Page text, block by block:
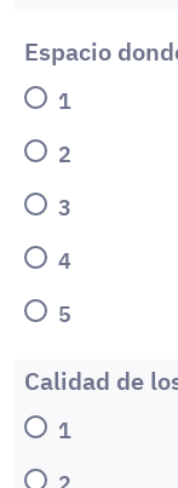
Espacio
1
2
3
4
5
Calidad de
1